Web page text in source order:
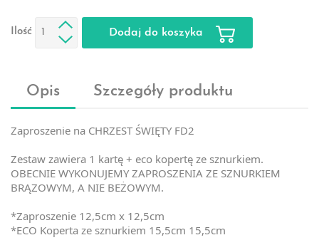
Ilość Dodaj do koszyka
Opis Szczegóły produktu
Zaproszenie na CHRZEST ŚWIĘTY FD2
Zestaw zawiera 1 kartę + eco kopertę ze sznurkiem.
OBECNIE WYKONUJEMY ZAPROSZENIA ZE SZNURKIEM
BRĄZOWYM, A NIE BEŻOWYM.
*Zaproszenie 12,5cm x 12,5cm
*ECO Koperta ze sznurkiem 15,5cm 15,5cm